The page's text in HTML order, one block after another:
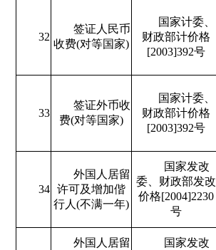
32
签证人民币
收费(对等国家)
国家计委、
财政部计价格
[2003]392号
33
签证外币收
费(对等国家)
国家计委、
财政部计价格
[2003]392号
34
外国人居留
许可及增加偕
行人(不满一年)
国家发改
委、财政部发改
价格[2004]2230
号
外国人居留
国家发改